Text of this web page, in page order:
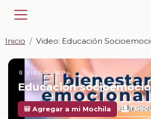
Inicio Video: Educación
📎 VIDEO · MP4
Educación
🎒 Agregar a mi Mochila